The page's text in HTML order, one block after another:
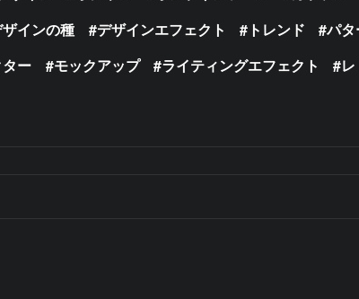
インの種 デザインエフェクト トレンド パ
ー モックアップ ライティングエフェクト